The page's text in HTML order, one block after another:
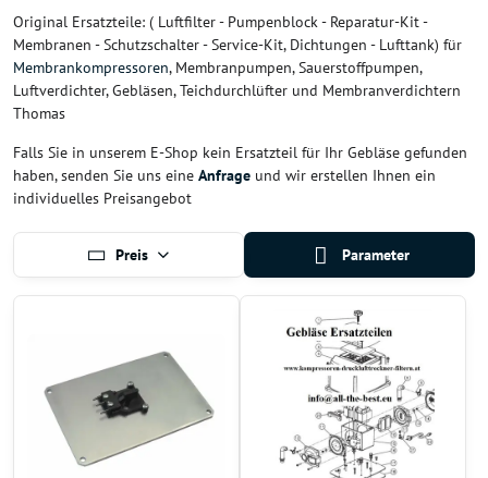
Original Ersatzteile: ( Luftfilter - Pumpenblock - Reparatur-Kit -
Membranen - Schutzschalter - Service-Kit, Dichtungen - Lufttank) für
Membrankompressoren, Membranpumpen, Sauerstoffpumpen,
Luftverdichter, Gebläsen, Teichdurchlüfter und Membranverdichtern
Thomas
Falls Sie in unserem E-Shop kein Ersatzteil für Ihr Gebläse gefunden
haben, senden Sie uns eine Anfrage und wir erstellen Ihnen ein
individuelles Preisangebot
Preis Parameter